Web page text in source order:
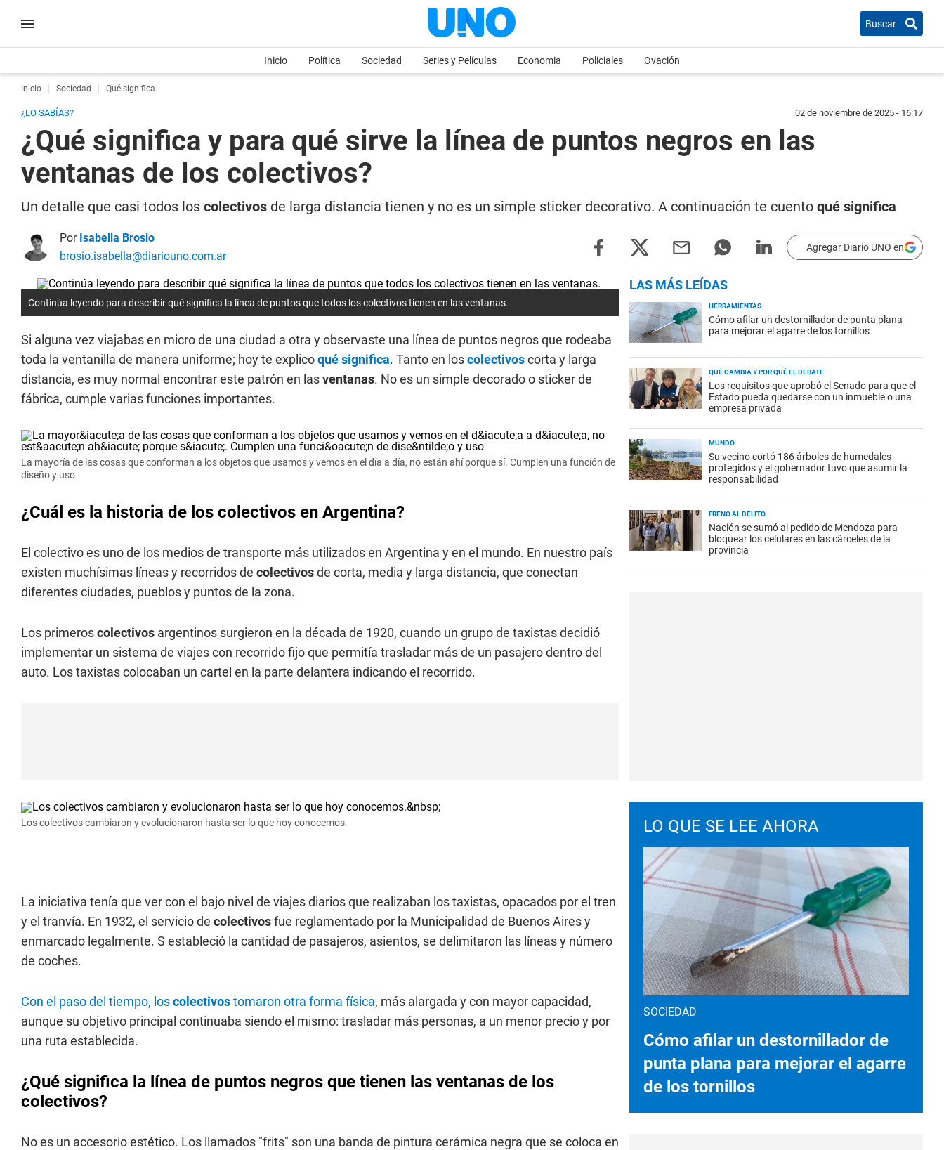
Buscar
Inicio Política Sociedad Series y Películas Economia Policiales Ovación
Inicio Sociedad Qué significa
¿LO SABÍAS? 02 de noviembre de 2025 - 16:17
¿Qué significa y para qué sirve la línea de puntos negros en las
ventanas de los colectivos?
Un detalle que casi todos los colectivos de larga distancia tienen y no es un simple sticker decorativo. A continuación te cuento qué significa
Por Isabella Brosio
brosio.isabella@diariouno.com.ar
Agregar Diario UNO en
Continúa leyendo para describir qué significa la línea de puntos que todos los colectivos tienen en las ventanas.
Si alguna vez viajabas en micro de una ciudad a otra y observaste una línea de puntos negros que rodeaba
toda la ventanilla de manera uniforme; hoy te explicoqué significa. Tanto en loscolectivoscorta y larga
distancia, es muy normal encontrar este patrón en lasventanas. No es un simple decorado o sticker de
fábrica, cumple varias funciones importantes.
La mayoría de las cosas que conforman a los objetos que usamos y vemos en el día a día, no están ahí porque sí. Cumplen una función de
diseño y uso
¿Cuál es la historia de los colectivos en Argentina?
El colectivo es uno de los medios de transporte más utilizados en Argentina y en el mundo. En nuestro país
existen muchísimas líneas y recorridos de colectivosde corta, media y larga distancia, que conectan
diferentes ciudades, pueblos y puntos de la zona.
Los primeroscolectivos argentinos surgieron en la década de 1920, cuando un grupo de taxistas decidió
implementar un sistema de viajes con recorrido fijo que permitía trasladar más de un pasajero dentro del
auto. Los taxistas colocaban un cartel en la parte delantera indicando el recorrido.
Los colectivos cambiaron y evolucionaron hasta ser lo que hoy conocemos.
La iniciativa tenía que ver con el bajo nivel de viajes diarios que realizaban los taxistas, opacados por el tren
y el tranvía. En 1932, el servicio de colectivosfue reglamentado por la Municipalidad de Buenos Aires y
enmarcado legalmente. S estableció la cantidad de pasajeros, asientos, se delimitaron las líneas y número
de coches.
Con el paso del tiempo, loscolectivostomaron otra forma física, más alargada y con mayor capacidad,
aunque su objetivo principal continuaba siendo el mismo: trasladar más personas, a un menor precio y por
una ruta establecida.
¿Qué significa la línea de puntos negros que tienen las ventanas de los
colectivos?
No es un accesorio estético. Los llamados "frits" son una banda de pintura cerámica negra que se coloca en
LAS MÁS LEÍDAS
HERRAMIENTAS
Cómo afilar un destornillador de punta plana
para mejorar el agarre de los tornillos
QUÉ CAMBIA Y POR QUÉ EL DEBATE
Los requisitos que aprobó el Senado para que el
Estado pueda quedarse con un inmueble o una
empresa privada
MUNDO
Su vecino cortó 186 árboles de humedales
protegidos y el gobernador tuvo que asumir la
responsabilidad
FRENO AL DELITO
Nación se sumó al pedido de Mendoza para
bloquear los celulares en las cárceles de la
provincia
LO QUE SE LEE AHORA
SOCIEDAD
Cómo afilar un destornillador de
punta plana para mejorar el agarre
de los tornillos